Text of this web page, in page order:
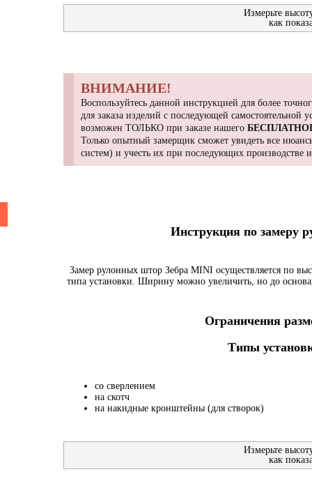
Измерьте
как
ВНИМАНИЕ!
Воспользуйтесь данной инструкцией для более
для заказа изделий с последующей
возможен ТОЛЬКО при заказе нашего
Только опытный замерщик сможет увидеть все
систем) и учесть их при последующих производстве
Инструкция по
Замер рулонных штор Зебра MINI осуществляется по
типа установки. Ширину можно увеличить, но до
Ограничения
Типы
со сверлением
на скотч
на накидные кронштейны (для створок)
Измерьте
как